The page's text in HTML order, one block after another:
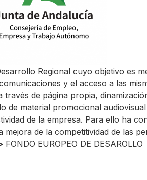
Regional cuyo objetivo es
y el acceso a las
de página propia,
de material promocional
de la empresa. Para ello ha
de la competitividad de las
FONDO EUROPEO DE DESAROLLO